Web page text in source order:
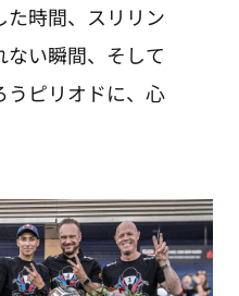
た時間、スリリン
い瞬間、そして
うピリオドに、心